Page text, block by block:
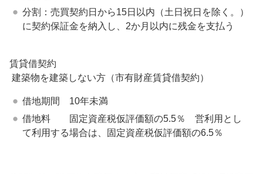
分割：売買契約日から15日以内（土日祝日を除く。）
に契約保証金を納入し、2か月以内に残金を支払う
賃貸借契約
建築物を建築しない方（市有財産賃貸借契約）
借地期間 10年未満
借地料 固定資産税仮評価額の5.5％ 営利用とし
て利用する場合は、固定資産税仮評価額の6.5％